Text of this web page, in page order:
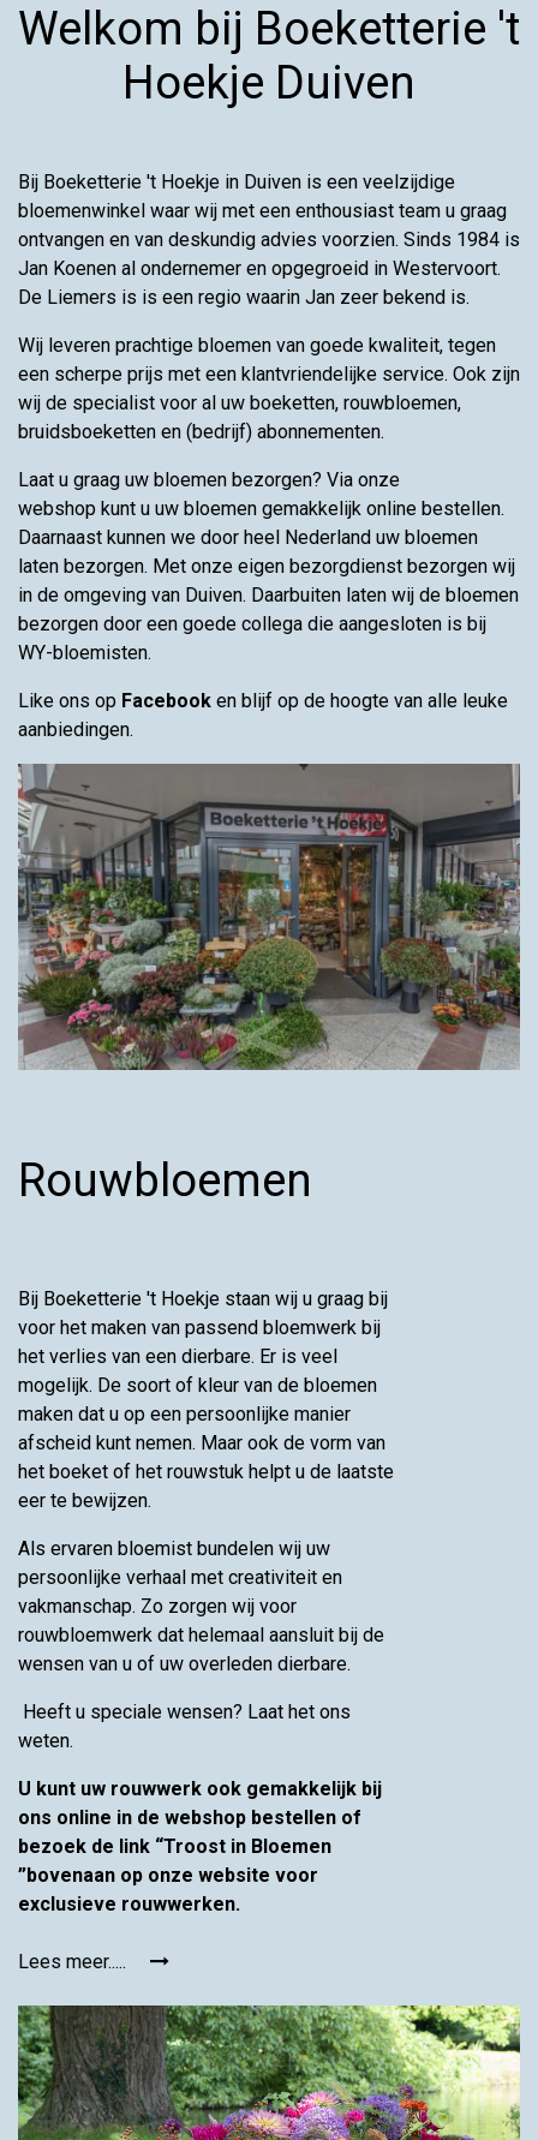
Welkom bij Boeketterie 't
Hoekje Duiven
Bij Boeketterie 't Hoekje in Duiven is een veelzijdige
bloemenwinkel waar wij met een enthousiast team u graag
ontvangen en van deskundig advies voorzien. Sinds 1984 is
Jan Koenen al ondernemer en opgegroeid in Westervoort.
De Liemers is is een regio waarin Jan zeer bekend is.
Wij leveren prachtige bloemen van goede kwaliteit, tegen
een scherpe prijs met een klantvriendelijke service. Ook zijn
wij de specialist voor al uw boeketten, rouwbloemen,
bruidsboeketten en (bedrijf) abonnementen.
Laat u graag uw bloemen bezorgen? Via onze
webshop kunt u uw bloemen gemakkelijk online bestellen.
Daarnaast kunnen we door heel Nederland uw bloemen
laten bezorgen. Met onze eigen bezorgdienst bezorgen wij
in de omgeving van Duiven. Daarbuiten laten wij de bloemen
bezorgen door een goede collega die aangesloten is bij
WY-bloemisten.
Like ons op Facebook en blijf op de hoogte van alle leuke
aanbiedingen.
Rouwbloemen
Bij Boeketterie 't Hoekje staan wij u graag bij
voor het maken van passend bloemwerk bij
het verlies van een dierbare. Er is veel
mogelijk. De soort of kleur van de bloemen
maken dat u op een persoonlijke manier
afscheid kunt nemen. Maar ook de vorm van
het boeket of het rouwstuk helpt u de laatste
eer te bewijzen.
Als ervaren bloemist bundelen wij uw
persoonlijke verhaal met creativiteit en
vakmanschap. Zo zorgen wij voor
rouwbloemwerk dat helemaal aansluit bij de
wensen van u of uw overleden dierbare.
Heeft u speciale wensen? Laat het ons
weten.
U kunt uw rouwwerk ook gemakkelijk bij
ons online in de webshop bestellen of
bezoek de link “Troost in Bloemen
”bovenaan op onze website voor
exclusieve rouwwerken.
Lees meer.....